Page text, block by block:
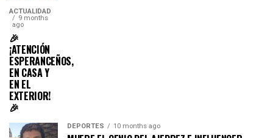
ACTUALIDAD
9 months
ago
🎉
¡ATENCIÓN
ESPERANCEÑOS,
EN CASA Y
EN EL
EXTERIOR!
🎉
DEPORTES 10 months ago